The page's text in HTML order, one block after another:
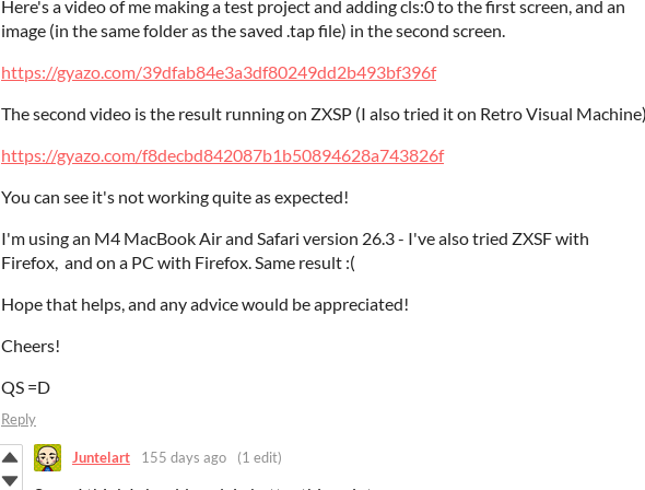
Here's a video of me making a test project and adding cls:0 to the first screen, and an
image (in the same folder as the saved .tap file) in the second screen.
https://gyazo.com/39dfab84e3a3df80249dd2b493bf396f
The second video is the result running on ZXSP (I also tried it on Retro Visual
https://gyazo.com/f8decbd842087b1b50894628a743826f
You can see it's not working quite as expected!
I'm using an M4 MacBook Air and Safari version 26.3 - I've also tried ZXSF with
Firefox, and on a PC with Firefox. Same result :(
Hope that helps, and any advice would be appreciated!
Cheers!
QS =D
Reply
Juntelart 155 days ago (1 edit)